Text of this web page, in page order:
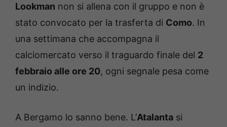
Lookman non si allena con il gruppo e non è
stato convocato per la trasferta di Como. In
una settimana che accompagna il
calciomercato verso il traguardo finale del 2
febbraio alle ore 20, ogni segnale pesa come
un indizio.
A Bergamo lo sanno bene. L’Atalanta si